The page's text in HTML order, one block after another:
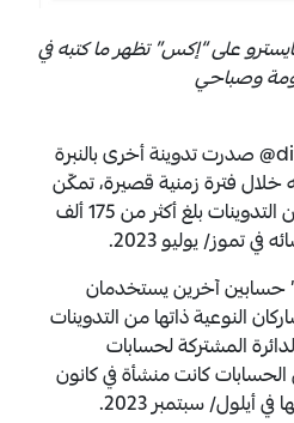
على “إكس” تظهر ما كتبه في
وصباحي
ومن حساب difrawy150277@ صدرت تدوينة أخرى بالنبرة
خلال فترة زمنية قصيرة، تمكّن
الحساب من نشر عدد كبير من التدوينات بلغ أكثر من 175 ألف
تموز/ يوليو 2023.
حسابين آخرين يستخدمان
النوعية ذاتها من التدوينات
المشتركة لحسابات
كانت منشأة في كانون